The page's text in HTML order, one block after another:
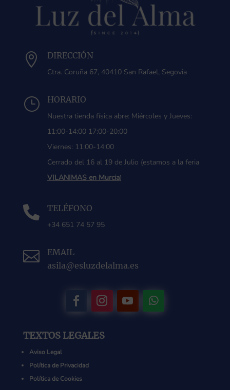
 DIRECCIÓN
Ctra. Coruña 67, 40410 San Rafael, Segovia
} HORARIO
Nuestra tienda física abre: Miércoles y Jueves:
11:00-14:00 17:00-20:00
Viernes: 11:00-14:00
Cerrado del 16 al 19 de Julio (estamos a la feria
VILANIMAS en Murcia)
 TELÉFONO
+34 651 74 57 95

EMAIL
asila@esluzdelalma.es
TEXTOS LEGALES
Aviso Legal
Política de Privacidad
Política de Cookies